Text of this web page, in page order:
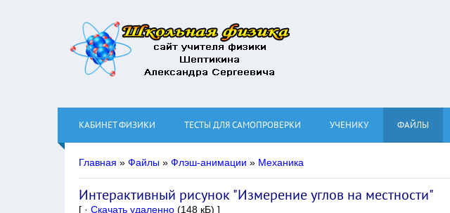
КАБИНЕТ ФИЗИКИ ТЕСТЫ ДЛЯ САМОПРОВЕРКИ УЧЕНИКУ ФАЙЛЫ
Главная » Файлы » Флэш-анимации » Механика
Интерактивный рисунок "Измерение углов на местности"
[ · Скачать удаленно (148 кБ) ]